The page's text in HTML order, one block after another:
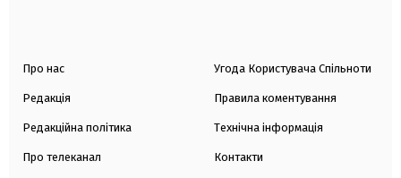
Про нас
Редакція
Редакційна політика
Про телеканал
Угода Користувача Спільноти
Правила коментування
Технічна інформація
Контакти